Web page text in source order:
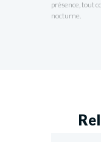
présence, tout
nocturne.